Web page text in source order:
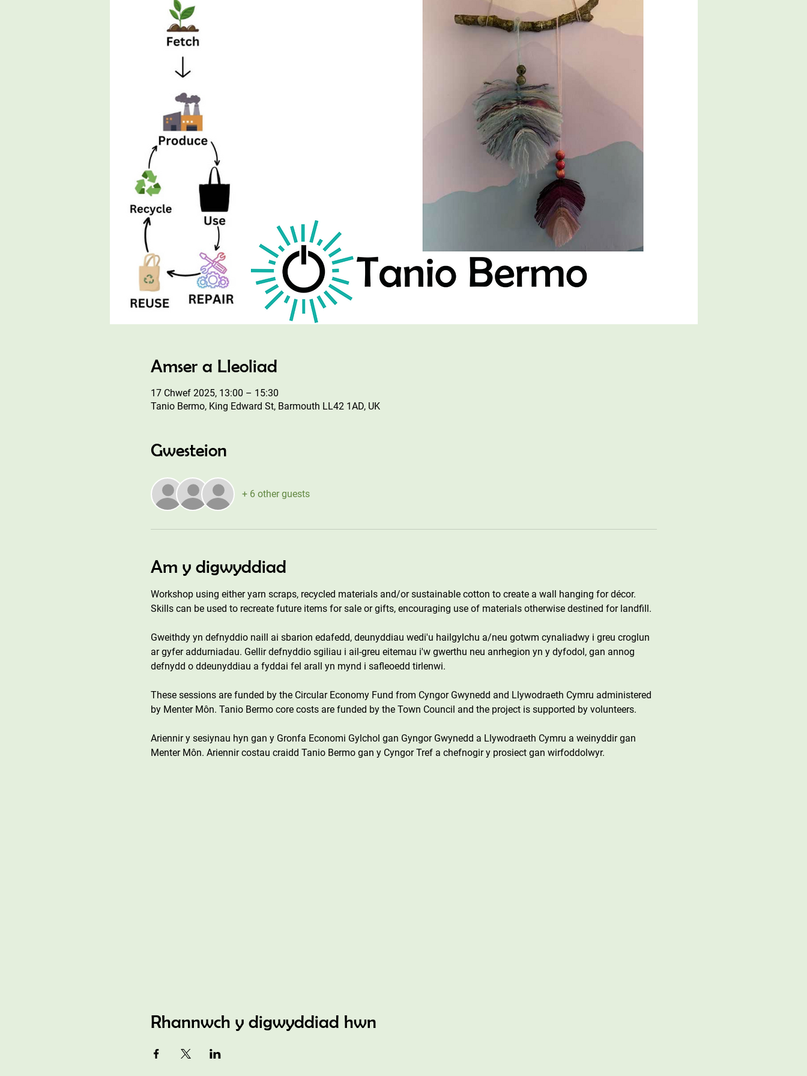
Amser a Lleoliad
17 Chwef 2025, 13:00 – 15:30
Tanio Bermo, King Edward St, Barmouth LL42 1AD, UK
Gwesteion
+ 6 other guests
Am y digwyddiad
Workshop using either yarn scraps, recycled materials and/or sustainable cotton to create a wall hanging for décor.
Skills can be used to recreate future items for sale or gifts, encouraging use of materials otherwise destined for landfill.
Gweithdy yn defnyddio naill ai sbarion edafedd, deunyddiau wedi'u hailgylchu a/neu gotwm cynaliadwy i greu croglun
ar gyfer addurniadau. Gellir defnyddio sgiliau i ail-greu eitemau i'w gwerthu neu anrhegion yn y dyfodol, gan annog
defnydd o ddeunyddiau a fyddai fel arall yn mynd i safleoedd tirlenwi.
These sessions are funded by the Circular Economy Fund from Cyngor Gwynedd and Llywodraeth Cymru administered
by Menter Môn. Tanio Bermo core costs are funded by the Town Council and the project is supported by volunteers.
Ariennir y sesiynau hyn gan y Gronfa Economi Gylchol gan Gyngor Gwynedd a Llywodraeth Cymru a weinyddir gan
Menter Môn. Ariennir costau craidd Tanio Bermo gan y Cyngor Tref a chefnogir y prosiect gan wirfoddolwyr.
Rhannwch y digwyddiad hwn